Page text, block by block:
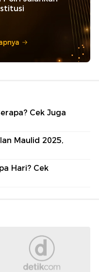
Cek Juga
Maulid 2025,
Hari? Cek